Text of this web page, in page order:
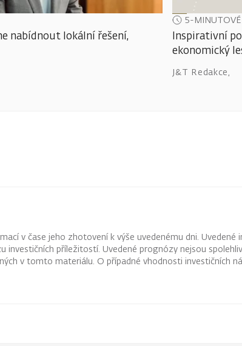
nabídnout lokální řešení,
5-
Inspirativní
ekonomický
J&T Redakce,
v čase jeho zhotovení k výše uvedenému dni.
příležitostí. Uvedené prognózy nejsou
v tomto materiálu. O případné vhodnosti investičních